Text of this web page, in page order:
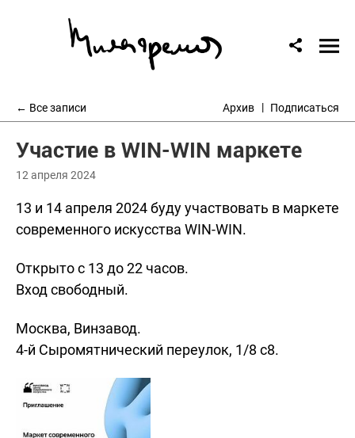
Архив Подписаться
← Все записи
Участие в WIN-WIN маркете
12 апреля 2024
13 и 14 апреля 2024 буду участвовать в маркете
современного искусства WIN-WIN.
Открыто с 13 до 22 часов.
Вход свободный.
Москва, Винзавод.
4-й Сыромятнический переулок, 1/8 с8.